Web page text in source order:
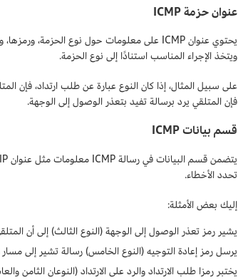
عنوان حزمة ICMP
ويتخذ الإجراء المناسب استنادًا إلى نوع الحزمة.
على سبيل المثال، إذا كان النوع عبارة عن طلب ارتداد، فإن
فإن المتلقي يرد برسالة تفيد بتعذر الوصول إلى الوجهة.
قسم بيانات ICMP
تحدد الأخطاء.
إليك بعض الأمثلة:
يشير رمز تعذر الوصول إلى الوجهة (النوع الثالث) إلى أن
يرسل رمز إعادة التوجيه (النوع الخامس) رسالة تشير إلى
يختبر رمزا طلب الارتداد والرد على الارتداد (النوعان الثامن